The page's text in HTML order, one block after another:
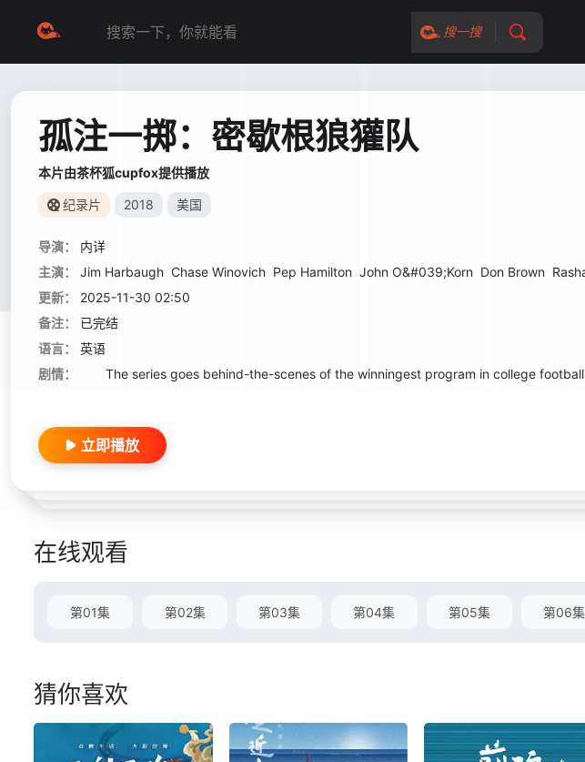
搜一搜
孤注一掷：密歇根狼獾队
本片由茶杯狐cupfox提供播放
纪录片 2018 美国
导演：
内详
主演：
Jim Harbaugh Chase Winovich Pep Hamilton John O&#039;Korn Don Brown
更新：
2025-11-30 02:50
备注：
已完结
语言：
英语
剧情：
The series goes behind-the-scenes of the winningest program in college football
立即播放
在线观看
第01集 第02集 第03集 第04集 第05集 第06集
猜你喜欢